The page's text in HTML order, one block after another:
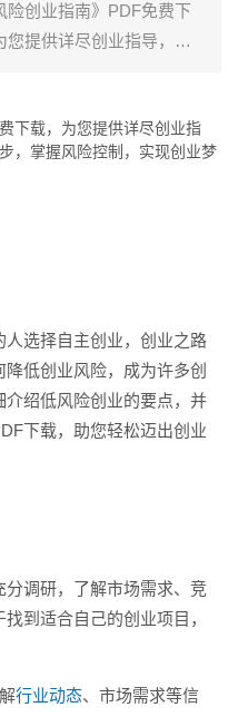
险创业指南》PDF免费下
您提供详尽创业指导，轻
下载，为您提供详尽创业指
，掌握风险控制，实现创业梦
人选择自主创业，创业之路
低创业风险，成为许多创
绍低风险创业的要点，并
下载，助您轻松迈出创业
调研，了解市场需求、竞
到适合自己的创业项目，
行业动态、市场需求等信